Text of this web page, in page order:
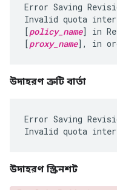
Error Saving
Invalid quota
[policy_name] in
[proxy_name], in
উদাহরণ ত্রুটি বার্তা
Error Saving
উদাহরণ স্ক্রিনশট